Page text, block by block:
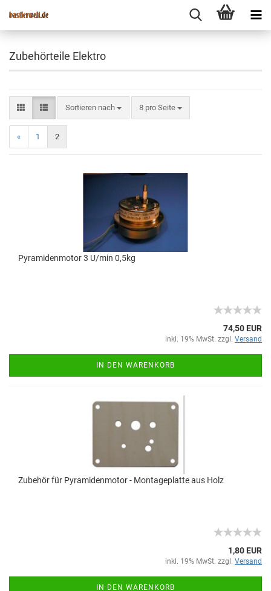
Zubehörteile Elektro
Sortieren nach 8 pro Seite
« 1 2
Pyramidenmotor 3 U/min 0,5kg
74,50 EUR
inkl. 19% MwSt. zzgl. Versand
IN DEN WARENKORB
Zubehör für Pyramidenmotor - Montageplatte aus Holz
1,80 EUR
inkl. 19% MwSt. zzgl. Versand
IN DEN WARENKORB